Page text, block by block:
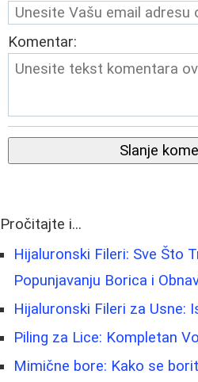
Komentar:
Slanje
Pročitajte i...
Hijaluronski Fileri: Sve Što
Popunjavanju Borica i
Hijaluronski Fileri za Usne:
Piling za Lice: Kompletan
Mimične bore: Kako se